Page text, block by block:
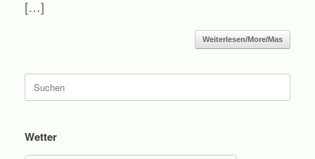
[…]
Weiterlesen/More/Mas
nach:
Wetter